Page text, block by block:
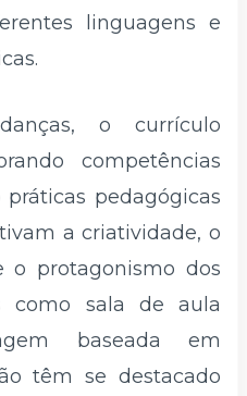
linguagens e
o currículo
competências
pedagógicas
a criatividade, o
o protagonismo dos
como sala de aula
baseada em
têm se destacado